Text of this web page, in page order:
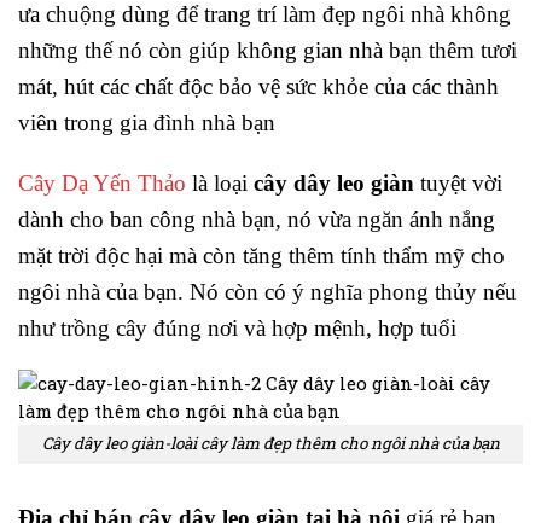
ưa chuộng dùng để trang trí làm đẹp ngôi nhà không
những thế nó còn giúp không gian nhà bạn thêm tươi
mát, hút các chất độc bảo vệ sức khỏe của các thành
viên trong gia đình nhà bạn
Cây Dạ Yến Thảo là loại cây dây leo giàn tuyệt vời
dành cho ban công nhà bạn, nó vừa ngăn ánh nắng
mặt trời độc hại mà còn tăng thêm tính thẩm mỹ cho
ngôi nhà của bạn. Nó còn có ý nghĩa phong thủy nếu
như trồng cây đúng nơi và hợp mệnh, hợp tuổi
Cây dây leo giàn-loài cây làm đẹp thêm cho ngôi nhà của bạn